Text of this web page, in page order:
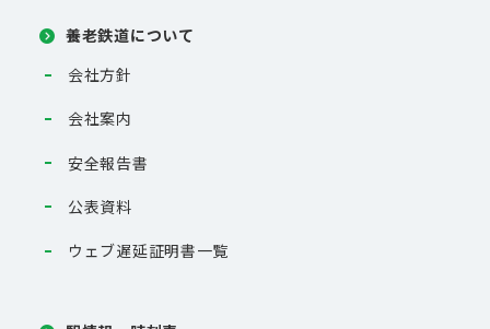
養老鉄道について
会社方針
会社案内
安全報告書
公表資料
ウェブ遅延証明書一覧